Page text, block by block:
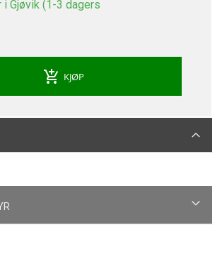
i Gjøvik (1-3 dagers
add_shopping_cart KJØP